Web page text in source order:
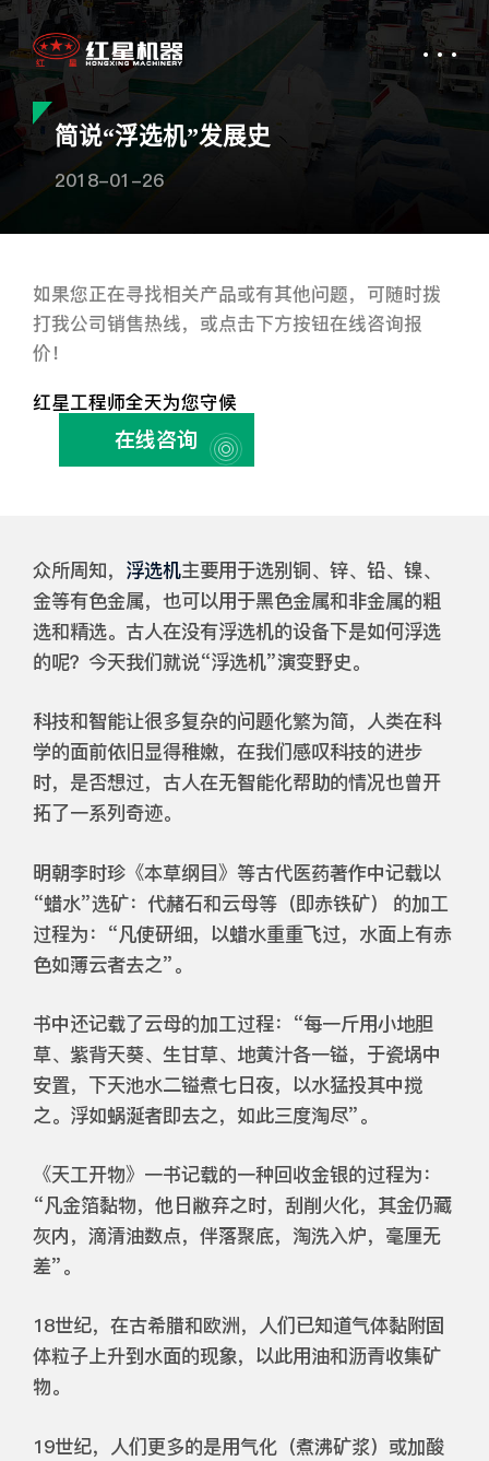
简说“浮选机”发展史
2018-01-26
如果您正在寻找相关产品或有其他问题，可随时拨
打我公司销售热线，或点击下方按钮在线咨询报
价！
红星工程师全天为您守候
在线咨询
众所周知， 浮选机主要用于选别铜、锌、铅、镍、
金等有色金属，也可以用于黑色金属和非金属的粗
选和精选。古人在没有浮选机的设备下是如何浮选
的呢？今天我们就说“浮选机”演变野史。
科技和智能让很多复杂的问题化繁为简，人类在科
学的面前依旧显得稚嫩，在我们感叹科技的进步
时，是否想过，古人在无智能化帮助的情况也曾开
拓了一系列奇迹。
明朝李时珍《本草纲目》等古代医药著作中记载以
“蜡水”选矿：代赭石和云母等（即赤铁矿） 的加工
过程为：“凡使研细，以蜡水重重飞过，水面上有赤
色如薄云者去之”。
书中还记载了云母的加工过程：“每一斤用小地胆
草、紫背天葵、生甘草、地黄汁各一镒，于瓷埚中
安置，下天池水二镒煮七日夜，以水猛投其中搅
之。浮如蜗涎者即去之，如此三度淘尽”。
《天工开物》一书记载的一种回收金银的过程为：
“凡金箔黏物，他日敝弃之时，刮削火化，其金仍藏
灰内，滴清油数点，伴落聚底，淘洗入炉，毫厘无
差”。
18世纪，在古希腊和欧洲，人们已知道气体黏附固
体粒子上升到水面的现象，以此用油和沥青收集矿
物。
19世纪，人们更多的是用气化（煮沸矿浆）或加酸